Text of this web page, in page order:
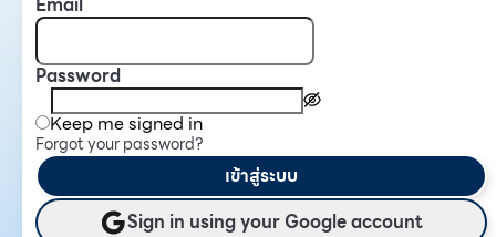
Password
Keep me signed in
Forgot your password?
เข้าสู่ระบบ
Sign in using your Google account